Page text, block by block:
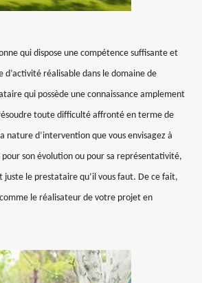
qui dispose une compétence suffisante et
réalisable dans le domaine de
qui possède une connaissance amplement
toute difficulté affronté en terme de
nature d’intervention que vous envisagez à
son évolution ou pour sa représentativité,
juste le prestataire qu’il vous faut. De ce fait,
le réalisateur de votre projet en